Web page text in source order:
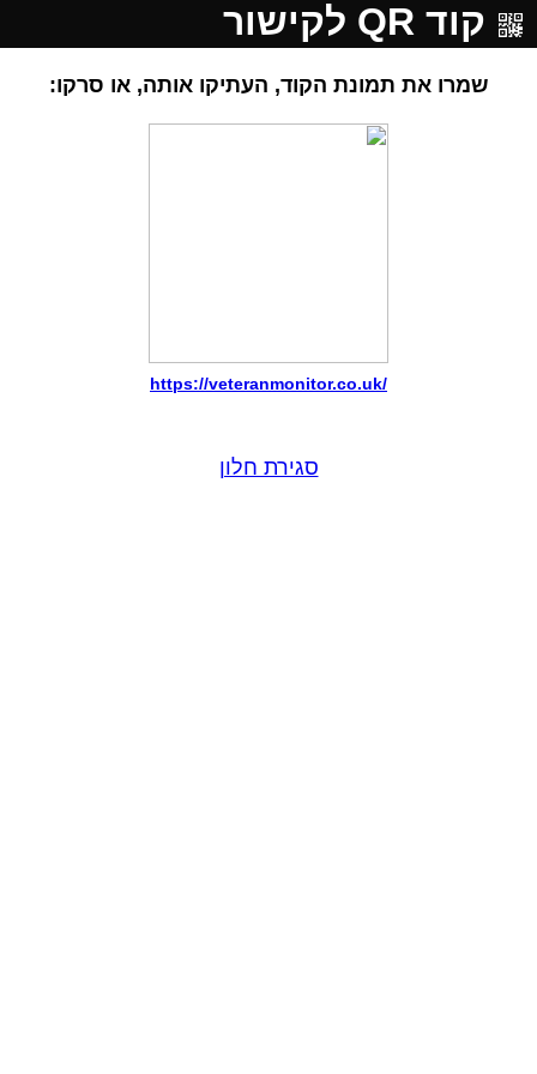
קוד QR לקישור
שמרו את תמונת הקוד, העתיקו אותה, או סרקו:
https://veteranmonitor.co.uk/
סגירת חלון